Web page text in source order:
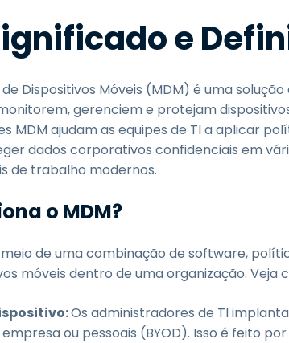
e
Dispositivos Móveis (MDM) é uma
gerenciem e protejam
MDM ajudam as equipes de TI a aplicar
dados corporativos confidenciais em
de trabalho modernos.
o MDM?
de uma combinação de software,
móveis dentro de uma organização. Veja
Os administradores de TI
ou pessoais (BYOD). Isso é feito